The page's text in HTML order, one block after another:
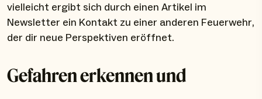
vielleicht ergibt sich durch einen Artikel im
Newsletter ein Kontakt zu einer anderen Feuerwehr,
der dir neue Perspektiven eröffnet.
Gefahren erkennen und